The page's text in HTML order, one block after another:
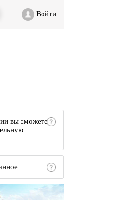
Войти
вы сможете